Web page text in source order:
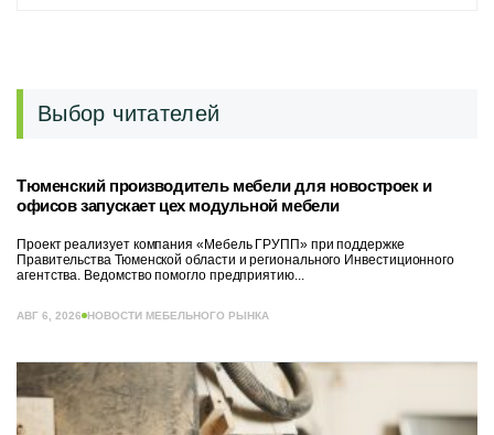
Выбор читателей
Тюменский производитель мебели для новостроек и
офисов запускает цех модульной мебели
Проект реализует компания «Мебель ГРУПП» при поддержке
Правительства Тюменской области и регионального Инвестиционного
агентства. Ведомство помогло предприятию...
АВГ 6, 2026 НОВОСТИ МЕБЕЛЬНОГО РЫНКА